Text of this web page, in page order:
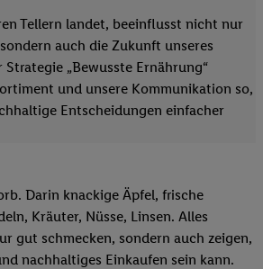
Tellern landet, beeinflusst nicht nur
auch die Zukunft unseres
„Bewusste Ernährung“
und unsere Kommunikation so,
Entscheidungen einfacher
Darin knackige Äpfel, frische
Kräuter, Nüsse, Linsen. Alles
gut schmecken, sondern auch zeigen,
nachhaltiges Einkaufen sein kann.